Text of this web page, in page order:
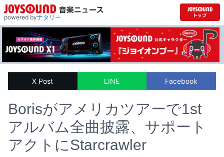
powered byナタリー
X Post LINE Facebook
Borisがアメリカツアーで1st
アルバム全曲披露、サポート
アクトにStarcrawler